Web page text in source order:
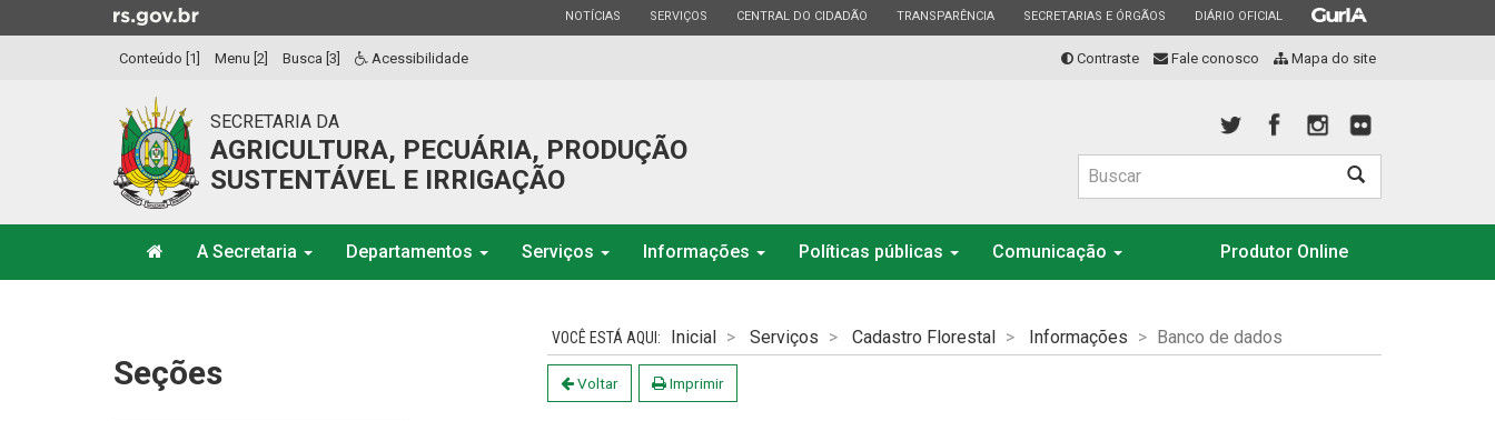
para
Ir
a
ESTADO
NOTÍCIAS ESTADO
SERVIÇOS ESTADO
CENTRAL DO CIDADÃO ESTADO
TRANSPARÊNCIA ESTADO
SECRETARIAS E ÓRGÃOS ESTADO
DIÁRIO OFICIAL ESTADO
Conteúdo [1] Menu [2] Busca [3] Acessibilidade Contraste Fale conosco Mapa do site
SECRETARIA DA
AGRICULTURA, PECUÁRIA, PRODUÇÃO
SUSTENTÁVEL E IRRIGAÇÃO
A Secretaria Departamentos Serviços Informações Políticas públicas Comunicação
Produtor Online
Seções
Inicial Serviços Cadastro Florestal Informações Banco de dados
Voltar Imprimir